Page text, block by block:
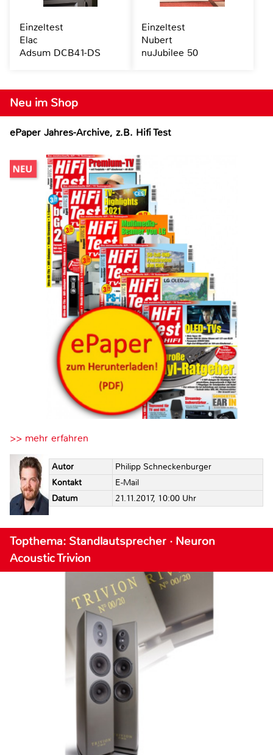
Neu im Shop
ePaper Jahres-Archive, z.B. Hifi Test
>> mehr erfahren
Autor
Philipp Schneckenburger
Kontakt
E-Mail
Datum
21.11.2017, 10:00 Uhr
Topthema: Standlautsprecher · Neuron
Acoustic Trivion
Einzeltest
Elac
Adsum DCB41-DS
Einzeltest
Nubert
nuJubilee 50